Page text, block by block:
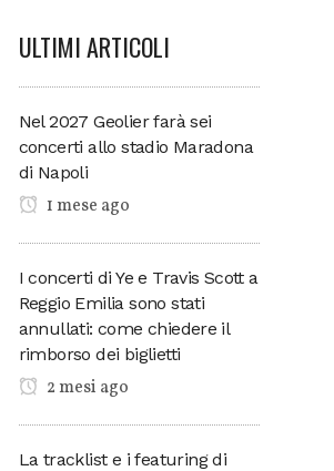
ULTIMI ARTICOLI
Nel 2027 Geolier farà sei
concerti allo stadio Maradona
di Napoli
1 mese ago
I concerti di Ye e Travis Scott a
Reggio Emilia sono stati
annullati: come chiedere il
rimborso dei biglietti
2 mesi ago
La tracklist e i featuring di